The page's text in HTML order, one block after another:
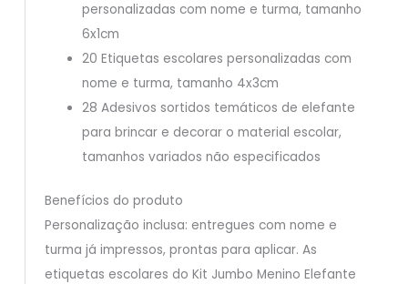
personalizadas com nome e turma, tamanho
6x1cm
20 Etiquetas escolares personalizadas com
nome e turma, tamanho 4x3cm
28 Adesivos sortidos temáticos de elefante
para brincar e decorar o material escolar,
tamanhos variados não especificados
Benefícios do produto
Personalização inclusa: entregues com nome e
turma já impressos, prontas para aplicar. As
etiquetas escolares do Kit Jumbo Menino Elefante